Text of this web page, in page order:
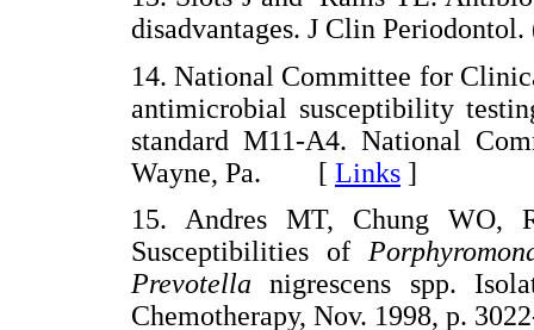
disadvantages. J Clin
14. National Committee for
antimicrobial susceptibility
standard M11-A4. National
Wayne, Pa. [ Links ]
15. Andres MT, Chung WO,
Susceptibilities of
Prevotella nigrescens spp.
Chemotherapy, Nov. 1998, p.